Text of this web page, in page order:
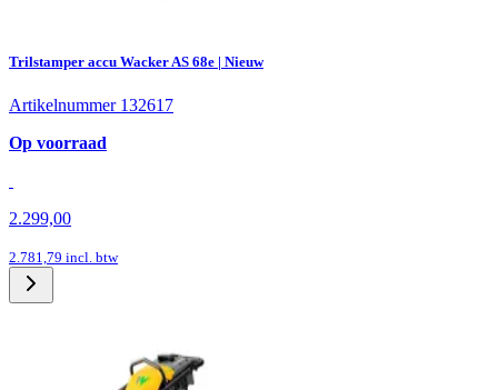
Trilstamper accu Wacker AS 68e | Nieuw
Artikelnummer 132617
Op voorraad
2.299,00
2.781,79 incl. btw